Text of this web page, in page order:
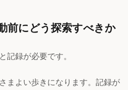
前にどう探索すべきか
記録が必要です。
まよい歩きになります。記録が